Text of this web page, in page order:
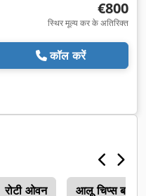
€800
स्थिर मूल्य कर के अतिरिक्त
कॉल करें
रोटी ओवन आलू चिप्स बनाने